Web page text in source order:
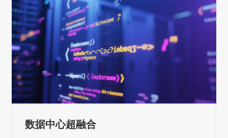
关键业务应用